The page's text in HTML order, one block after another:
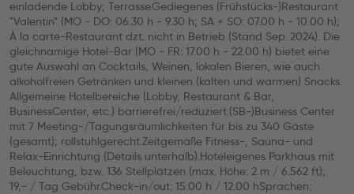
einladende Lobby; Terrasse.Gediegenes (Frühstücks-)Restaurant
"Valentin" (MO - DO: 06.30 h - 9.30 h; SA + SO: 07.00 h - 10.00 h);
À la carte-Restaurant dzt. nicht in Betrieb (Stand Sep. 2024). Die
gleichnamige Hotel-Bar (MO - FR: 17.00 h - 22.00 h) bietet eine
gute Auswahl an Cocktails, Weinen, lokalen Bieren, wie auch
alkoholfreien Getränken und kleinen (kalten und warmen) Snacks.
Allgemeine Hotelbereiche (Lobby, Restaurant & Bar,
BusinessCenter, etc.) barrierefrei/reduziert.(SB-)Business Center
mit 7 Meeting-/Tagungsräumlichkeiten für bis zu 340 Gäste
(gesamt); rollstuhlgerecht.Zeitgemäße Fitness-, Sauna- und
Relax-Einrichtung (Details unterhalb).Hoteleigenes Parkhaus mit
Beleuchtung, bzw. 136 Stellplätzen (max. Höhe: 2 m / 6.562 ft);
19,- / Tag Gebühr.Check-in/out: 15.00 h / 12.00 hSprachen: